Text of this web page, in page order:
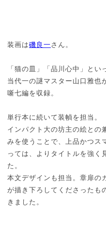
装画は磯良一さん。
「猫の皿」「品川心中」とい
当代一の謎マスター山口雅也
噺七編を収録。
単行本に続いて装幀を担当。
インパクト大の坊主の絵との
みを使うことで、上品かつス
っては、よりタイトルを強く
た。
本文デザインも担当。章扉の
が描き下ろしてくださったも
きました。